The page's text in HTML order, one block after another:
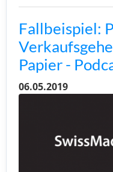
Fallbeispiel:
Papier -
06.05.2019